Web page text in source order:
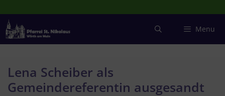
Inhalt
springen
Menu
Lena Scheiber als
Gemeindereferentin ausgesandt